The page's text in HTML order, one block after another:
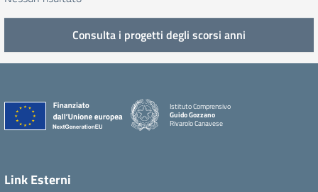
Consulta i progetti degli scorsi anni
Istituto Comprensivo
Guido Gozzano
Rivarolo Canavese
Link Esterni